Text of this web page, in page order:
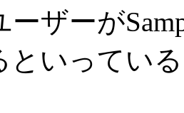
ーザーが
といってい